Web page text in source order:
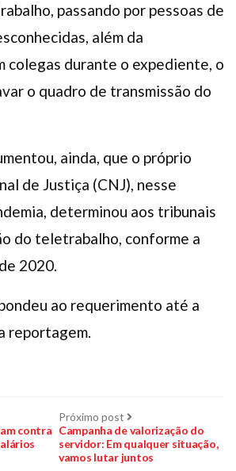
passando por pessoas de
além da
colegas durante o expediente, o
o quadro de transmissão do
ainda, que o próprio
de Justiça (CNJ), nesse
determinou aos tribunais
do teletrabalho, conforme a
2020.
ao requerimento até a
reportagem.
contra
Próximo post Próximo
post:
Campanha de valorização do
servidor: Em qualquer situação,
vamos lutar juntos